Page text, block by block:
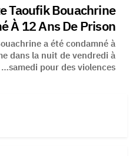
Taoufik Bouachrine
À 12 Ans De Prison
a été condamné à
dans la nuit de vendredi à
samedi pour des violences…